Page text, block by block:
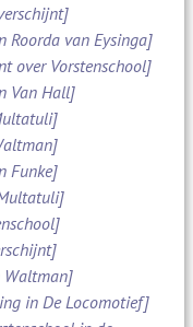
Roorda van Eysinga]
over Vorstenschool]
Van Hall]
Funke]
Waltman]
in De Locomotief]